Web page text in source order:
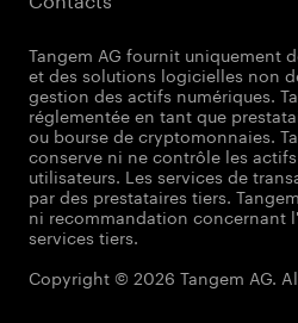
Tangem AG fournit uniquement
et des solutions logicielles non
gestion des actifs numériques.
réglementée en tant que
ou bourse de cryptomonnaies.
conserve ni ne contrôle les
utilisateurs. Les services de
par des prestataires tiers.
ni recommandation concernant
services tiers.